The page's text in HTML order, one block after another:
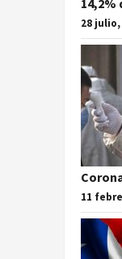
28 julio,
11